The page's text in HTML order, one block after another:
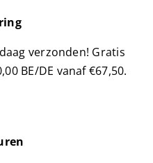
verzonden! Gratis
BE/DE vanaf €67,50.